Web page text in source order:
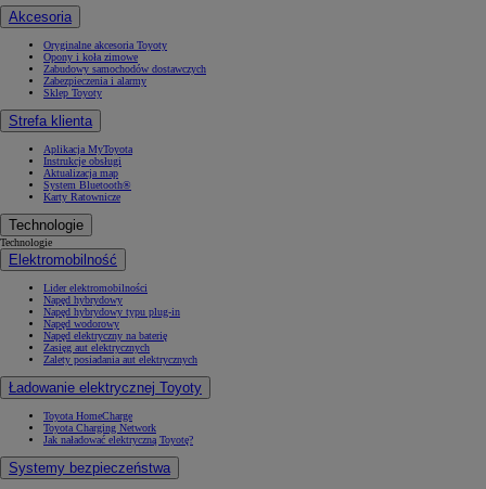
Akcesoria
Oryginalne akcesoria Toyoty
Opony i koła zimowe
Zabudowy samochodów dostawczych
Zabezpieczenia i alarmy
Sklep Toyoty
Strefa klienta
Aplikacja MyToyota
Instrukcje obsługi
Aktualizacja map
System Bluetooth®
Karty Ratownicze
Technologie
Technologie
Elektromobilność
Lider elektromobilności
Napęd hybrydowy
Napęd hybrydowy typu plug-in
Napęd wodorowy
Napęd elektryczny na baterię
Zasięg aut elektrycznych
Zalety posiadania aut elektrycznych
Ładowanie elektrycznej Toyoty
Toyota HomeCharge
Toyota Charging Network
Jak naładować elektryczną Toyotę?
Systemy bezpieczeństwa